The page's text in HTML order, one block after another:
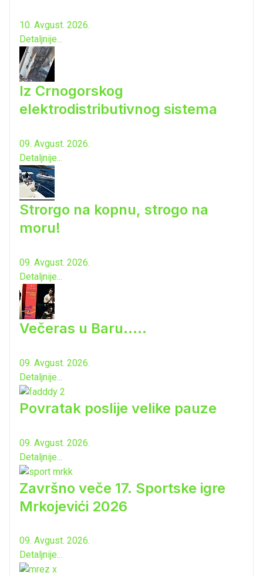
10. Avgust. 2026.
Detaljnije...
Iz Crnogorskog
elektrodistributivnog sistema
09. Avgust. 2026.
Detaljnije...
Strorgo na kopnu, strogo na
moru!
09. Avgust. 2026.
Detaljnije...
Večeras u Baru.....
09. Avgust. 2026.
Detaljnije...
Povratak poslije velike pauze
09. Avgust. 2026.
Detaljnije...
Završno veče 17. Sportske igre
Mrkojevići 2026
09. Avgust. 2026.
Detaljnije...